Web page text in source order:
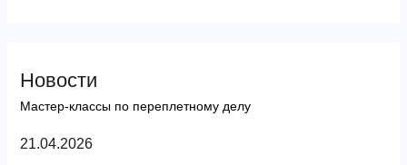
Новости
Мастер-классы по переплетному делу
21.04.2026